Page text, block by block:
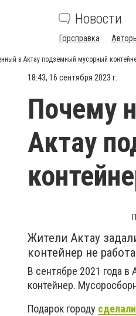
Новости
Горсправка
в Актау подземный мусорный
18:43, 16 сентября 2023 г.
Почему
Актау
Жители Актау
контейнер не
В сентябре 2021 года
контейнер.
Подарок городу сделали